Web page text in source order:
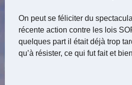
On peut se féliciter du
récente action contre les lois
quelques part il était déjà trop
qu’à résister, ce qui fut fait et